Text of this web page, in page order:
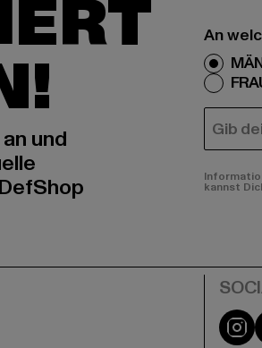
und
An
E-MAIL
kannst